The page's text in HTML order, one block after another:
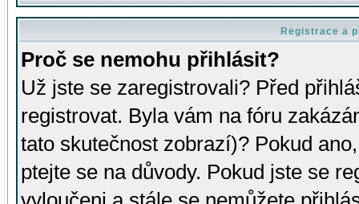
Registrace a
Proč se nemohu přihlásit?
Už jste se zaregistrovali? Před
registrovat. Byla vám na fóru
tato skutečnost zobrazí)? Pokud
ptejte se na důvody. Pokud jste se